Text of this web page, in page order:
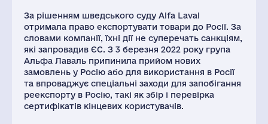
млн.дол.
5993
2021
235
За рішенням шведського суду Alfa Laval
отримала право експортувати товари до Росії. За
словами компанії, їхні дії не суперечать санкціям,
які запровадив ЄС. З 3 березня 2022 року група
Альфа Лаваль припинила прийом нових
замовлень у Росію або для використання в Росії
та впроваджує спеціальні заходи для запобігання
реекспорту в Росію, такі як збір і перевірка
сертифікатів кінцевих користувачів.